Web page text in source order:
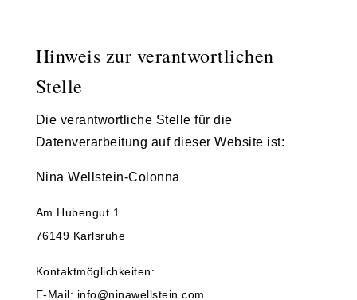
Hinweis zur verantwortlichen
Stelle
Die verantwortliche Stelle für die
Datenverarbeitung auf dieser Website ist:
Nina Wellstein-Colonna
Am Hubengut 1
76149 Karlsruhe
Kontaktmöglichkeiten:
E-Mail: info@ninawellstein.com